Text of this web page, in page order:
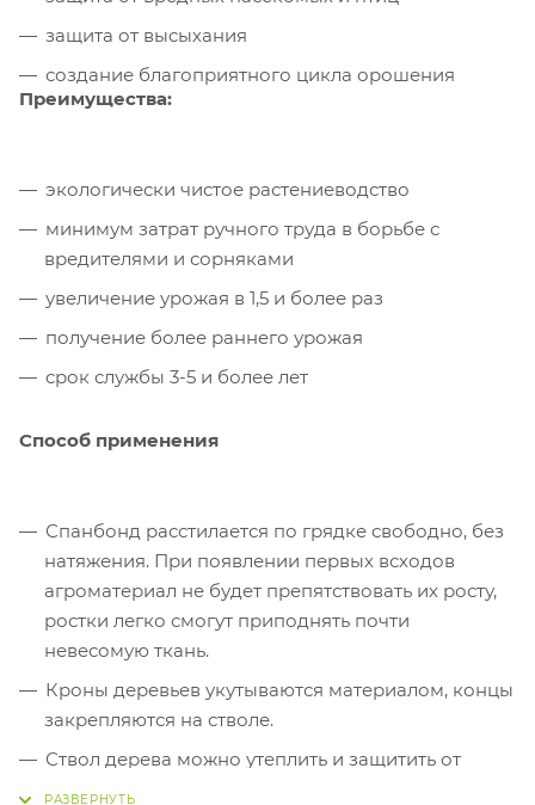
защита от высыхания
создание благоприятного цикла орошения
Преимущества:
экологически чистое растениеводство
минимум затрат ручного труда в борьбе с
вредителями и сорняками
увеличение урожая в 1,5 и более раз
получение более раннего урожая
срок службы 3-5 и более лет
Способ применения
Спанбонд расстилается по грядке свободно, без
натяжения. При появлении первых всходов
агроматериал не будет препятствовать их росту,
ростки легко смогут приподнять почти
невесомую ткань.
Кроны деревьев укутываются материалом, концы
закрепляются на стволе.
Ствол дерева можно утеплить и защитить от
мелких грызунов, намотав спанбонд в 2-3 слоя.